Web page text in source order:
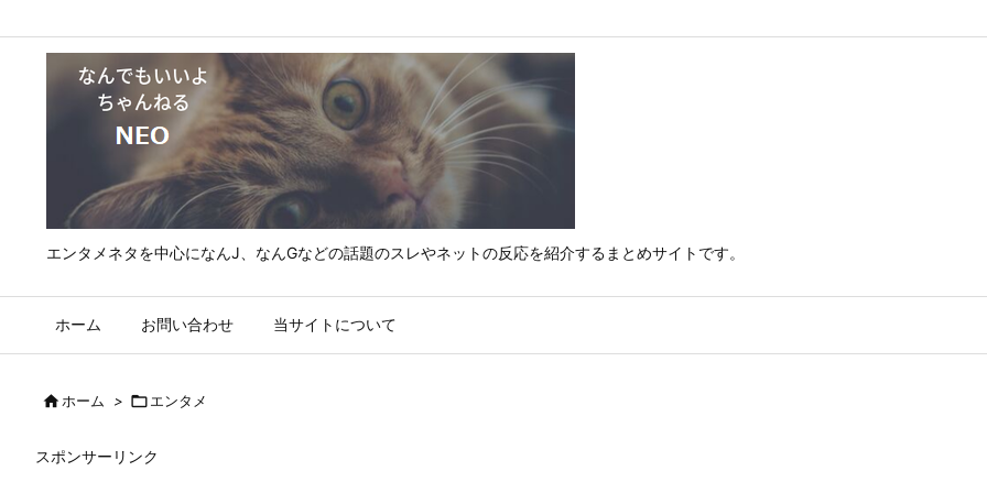
エンタメネタを中心になんJ、なんGなどの話題のスレやネットの反応を紹介するまとめサイトです。
ホーム お問い合わせ 当サイトについて
ホーム > エンタメ
スポンサーリンク